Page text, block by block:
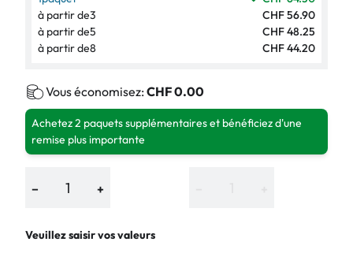
à partir de3
CHF 56.90
à partir de5
CHF 48.25
à partir de8 CHF 44.20
Vous économisez: CHF 0.00
Achetez 2 paquets supplémentaires et bénéficiez d'une
remise plus importante
− +
Veuillez saisir vos valeurs